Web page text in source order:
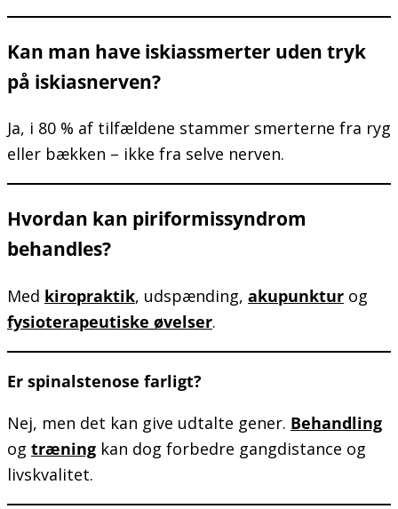
Kan man have iskiassmerter uden tryk
på iskiasnerven?
Ja, i 80 % af tilfældene stammer smerterne fra ryg
eller bækken – ikke fra selve nerven.
Hvordan kan piriformissyndrom
behandles?
Med kiropraktik, udspænding, akupunktur og
fysioterapeutiske øvelser.
Er spinalstenose farligt?
Nej, men det kan give udtalte gener. Behandling
og træning kan dog forbedre gangdistance og
livskvalitet.